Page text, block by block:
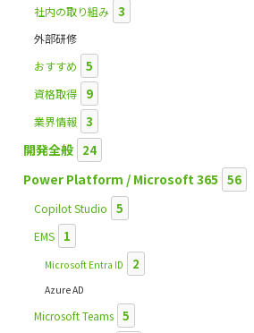
社内の取り組み 3
外部研修
おすすめ
5
資格取得 9
業界情報 3
開発全般 24
Power Platform / Microsoft 365 56
Copilot Studio 5
EMS 1
Microsoft Entra ID 2
Azure AD
Microsoft Teams 5